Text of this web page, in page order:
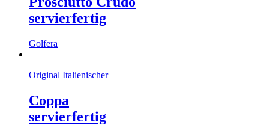
servierfertig
Golfera
Original Italienischer
Coppa
servierfertig